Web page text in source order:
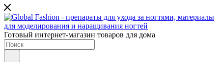
Готовый интернет-магазин товаров для дома